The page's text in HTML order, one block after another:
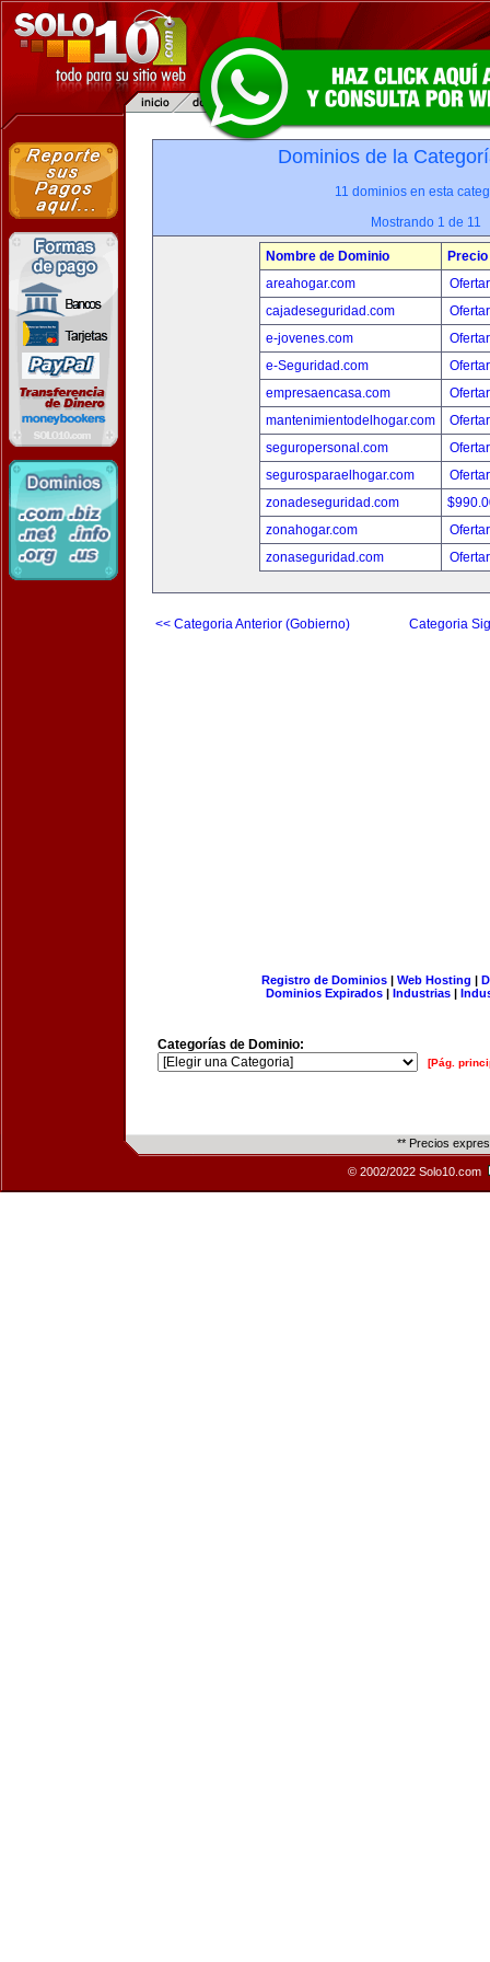
Dominios de la
11 dominios en esta
Mostrando 1 de 11
Nombre de Dominio
Precio
areahogar.com
cajadeseguridad.com
e-jovenes.com
e-Seguridad.com
empresaencasa.com
mantenimientodelhogar.com
seguropersonal.com
segurosparaelhogar.com
zonadeseguridad.com
zonahogar.com
zonaseguridad.com
<< Categoria Anterior (Gobierno) Categoria
Registro de Dominios| Web Hosting |
Dominios Expirados | Industrias |
Categorías de Dominio:
[Pág.
** Precios
© 2002/2022 Solo10.com